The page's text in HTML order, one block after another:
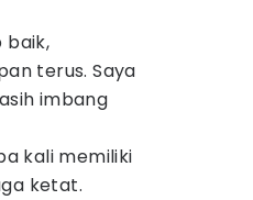
baik,
terus. Saya
imbang
kali memiliki
ketat.